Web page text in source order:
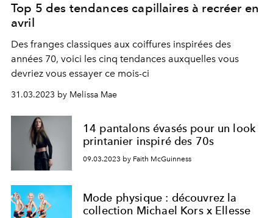
Top 5 des tendances capillaires à recréer en
avril
Des franges classiques aux coiffures inspirées des
années 70, voici les cinq tendances auxquelles vous
devriez vous essayer ce mois-ci
31.03.2023 by Melissa Mae
14 pantalons évasés pour un look
printanier inspiré des 70s
09.03.2023 by Faith McGuinness
Mode physique : découvrez la
collection Michael Kors x Ellesse